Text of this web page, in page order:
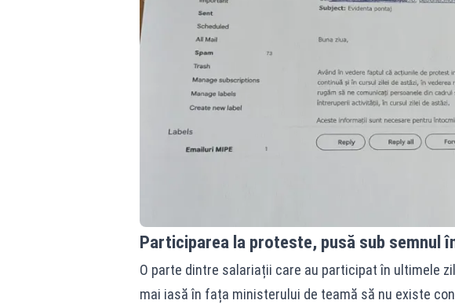
Participarea la proteste, pusă sub semnul
O parte dintre salariații care au participat în ultimele
mai iasă în fața ministerului de teamă să nu existe